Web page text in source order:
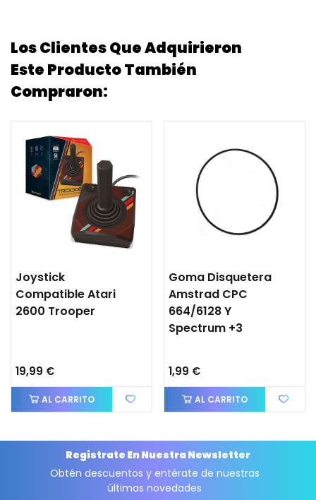
Los Clientes Que Adquirieron
Este Producto También
Compraron:
Joystick
Compatible Atari
2600 Trooper
19,99 €
AL CARRITO
Goma Disquetera
Amstrad CPC
664/6128 Y
Spectrum +3
1,99 €
AL CARRITO
Registrate En Nuestra Newsletter
Obtén descuentos y entérate de nuestras
últimas novedades